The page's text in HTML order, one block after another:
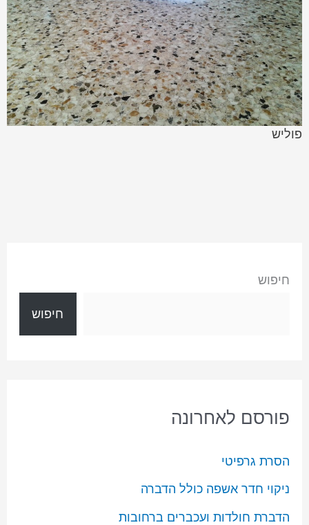
פוליש
חיפוש
חיפוש
פורסם לאחרונה
הסרת גרפיטי
ניקוי חדר אשפה כולל הדברה
הדברת חולדות ועכברים ברחובות